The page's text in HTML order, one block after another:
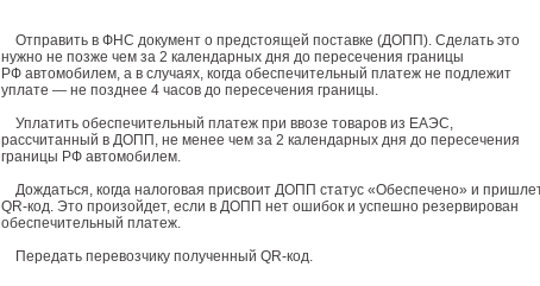
Отправить в ФНС документ о предстоящей поставке (ДОПП). Сделать это
нужно не позже чем за 2 календарных дня до пересечения границы
РФ автомобилем, а в случаях, когда обеспечительный платеж не подлежит
уплате — не позднее 4 часов до пересечения границы.
Уплатить обеспечительный платеж при ввозе товаров из ЕАЭС,
рассчитанный в ДОПП, не менее чем за 2 календарных дня до пересечения
границы РФ автомобилем.
Дождаться, когда налоговая присвоит ДОПП статус «Обеспечено» и
QR-код. Это произойдет, если в ДОПП нет ошибок и успешно резервирован
обеспечительный платеж.
Передать перевозчику полученный QR-код.